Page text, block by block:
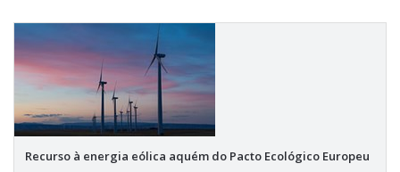
Recurso à energia eólica aquém do Pacto Ecológico Europeu